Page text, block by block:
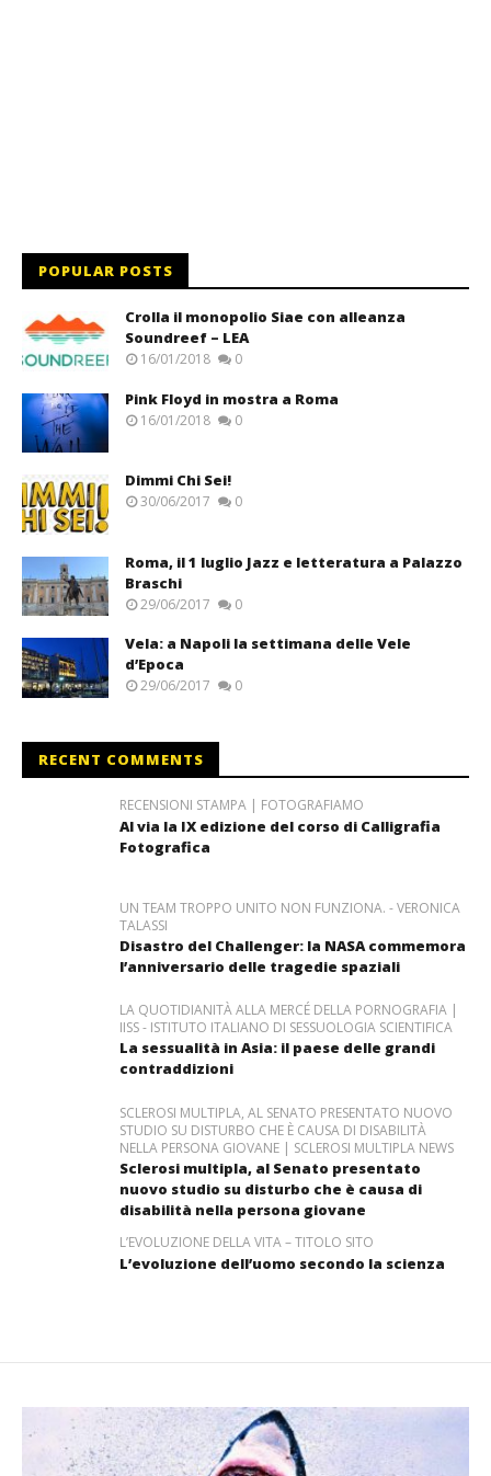
POPULAR POSTS
Crolla il monopolio Siae con alleanza
Soundreef – LEA
16/01/2018 0
Pink Floyd in mostra a Roma
16/01/2018 0
Dimmi Chi Sei!
30/06/2017 0
Roma, il 1 luglio Jazz e letteratura a Palazzo
Braschi
29/06/2017 0
Vela: a Napoli la settimana delle Vele
d’Epoca
29/06/2017 0
RECENT COMMENTS
RECENSIONI STAMPA | FOTOGRAFIAMO
Al via la IX edizione del corso di Calligrafia
Fotografica
UN TEAM TROPPO UNITO NON FUNZIONA. - VERONICA
TALASSI
Disastro del Challenger: la NASA commemora
l’anniversario delle tragedie spaziali
LA QUOTIDIANITÀ ALLA MERCÉ DELLA PORNOGRAFIA |
IISS - ISTITUTO ITALIANO DI SESSUOLOGIA SCIENTIFICA
La sessualità in Asia: il paese delle grandi
contraddizioni
SCLEROSI MULTIPLA, AL SENATO PRESENTATO NUOVO
STUDIO SU DISTURBO CHE È CAUSA DI DISABILITÀ
NELLA PERSONA GIOVANE | SCLEROSI MULTIPLA NEWS
Sclerosi multipla, al Senato presentato
nuovo studio su disturbo che è causa di
disabilità nella persona giovane
L’EVOLUZIONE DELLA VITA – TITOLO SITO
L’evoluzione dell’uomo secondo la scienza